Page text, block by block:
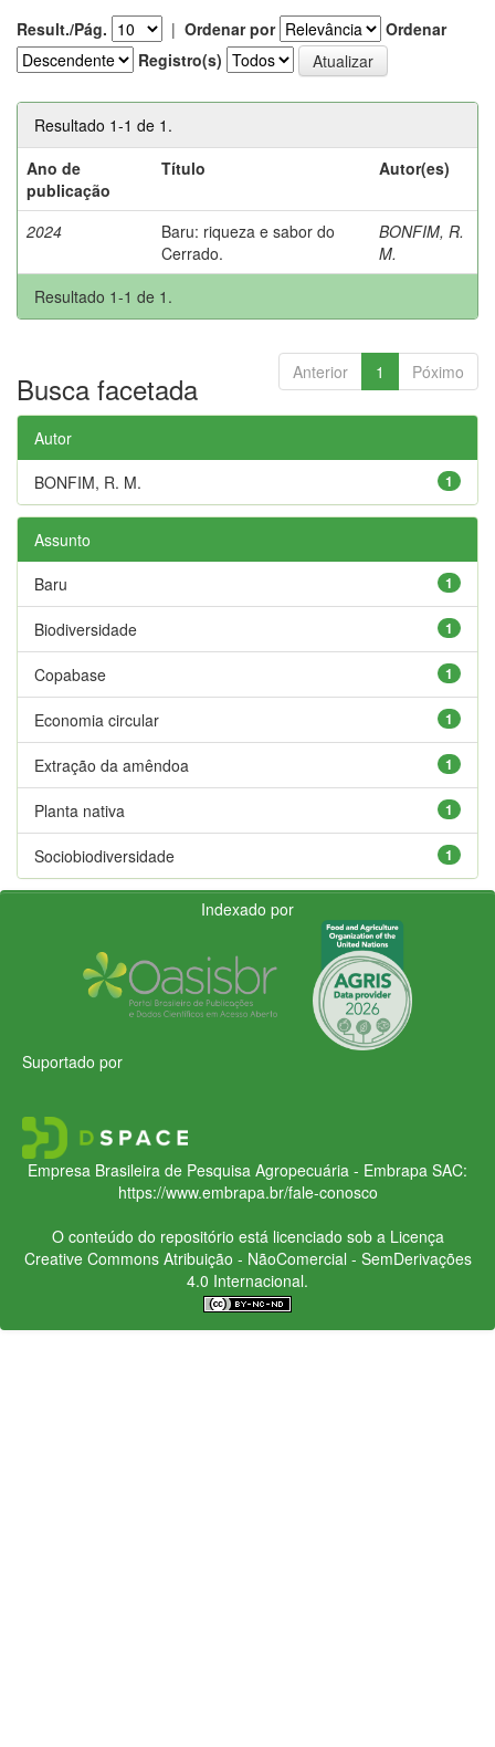
Result./Pág. | Ordenar por
Ordenar
Registro(s)
Resultado 1-1 de 1.
Ano de
publicação
Título Autor(es)
2024
Baru: riqueza e sabor do
Cerrado.
BONFIM, R.
M.
Resultado 1-1 de 1.
Anterior 1 Póximo
Busca facetada
Autor
1
BONFIM, R. M.
Assunto
1
Baru
1
Biodiversidade
1
Copabase
1
Economia circular
1
Extração da amêndoa
1
Planta nativa
1
Sociobiodiversidade
Indexado por
Suportado por
Empresa Brasileira de Pesquisa Agropecuária - Embrapa SAC:
https://www.embrapa.br/fale-conosco
O conteúdo do repositório está licenciado sob a Licença
Creative CommonsAtribuição - NãoComercial - SemDerivações
4.0 Internacional.